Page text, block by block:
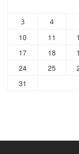
3 4
10 11
17
18
24
25
31